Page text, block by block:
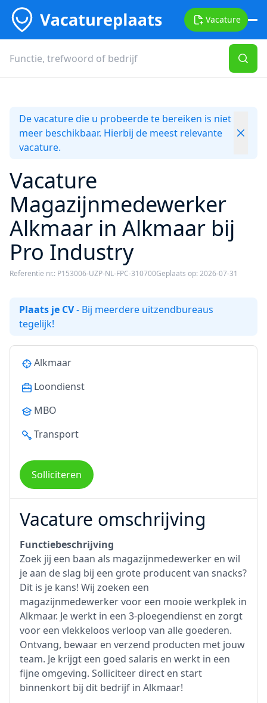
Vacature
De vacature die u probeerde te bereiken is niet
meer beschikbaar. Hierbij de meest relevante
vacature.
Vacature
Magazijnmedewerker
Alkmaar in Alkmaar bij
Pro Industry
Referentie nr.: P153006-UZP-NL-FPC-310700Geplaats op: 2026-07-31
Plaats je CV- Bij meerdere uitzendbureaus
tegelijk!
Alkmaar
Loondienst
MBO
Transport
Solliciteren
Vacature omschrijving
Functiebeschrijving
Zoek jij een baan als magazijnmedewerker en wil
je aan de slag bij een grote producent van snacks?
Dit is je kans! Wij zoeken een
magazijnmedewerker voor een mooie werkplek in
Alkmaar. Je werkt in een 3-ploegendienst en zorgt
voor een vlekkeloos verloop van alle goederen.
Ontvang, bewaar en verzend producten met jouw
team. Je krijgt een goed salaris en werkt in een
fijne omgeving. Solliciteer direct en start
binnenkort bij dit bedrijf in Alkmaar!